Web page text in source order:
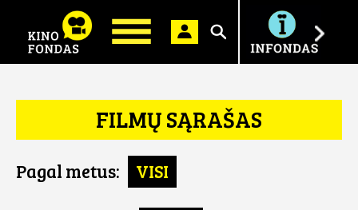
Ieškoti
FILMŲ SĄRAŠAS
Pagal metus: VISI